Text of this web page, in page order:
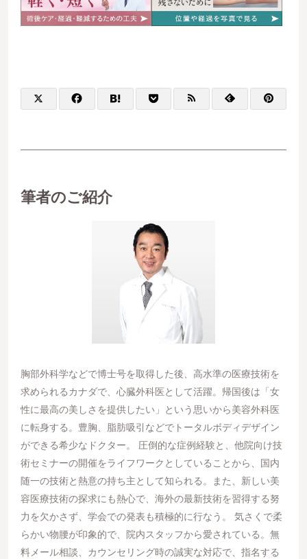
筆者のご紹介
胸部外科学などで博士号を取得した後、高水準の医療技術を
求められるカナダで、心臓外科医として活躍。帰国後は「女
性に最高の美しさを提供したい」という思いから美容外科医
に転身する。豊胸、脂肪吸引などでトータルボディデザイン
ができる希少なドクター。 圧倒的な症例経験と、他院向け技
術セミナーの開催をライフワークとしていることから、国内
随一の技術と熱意の持ち主として知られる。また、新しい美
容医療技術の探求にも熱心で、海外の最新技術を習得する努
力を欠かさず、学会での発表も積極的に行なう。 気さくで柔
らかい物腰が印象的で、院内スタッフから愛されている。無
料メール相談、カウンセリング時の誠実な対応で、指名する